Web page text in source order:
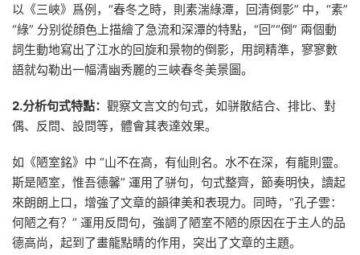
以《三峽》爲例，“春冬之時，則素湍綠潭，回清倒影” 中，“素”
“綠” 分别從顔色上描繪了急流和深潭的特點，“回”“倒” 兩個動
詞生動地寫出了江水的回旋和景物的倒影，用詞精準，寥寥數
語就勾勒出一幅清幽秀麗的三峽春冬美景圖。
2.分析句式特點： 觀察文言文的句式，如骈散結合、排比、對
偶、反問、設問等，體會其表達效果。
如《陋室銘》中 “山不在高，有仙則名。水不在深，有龍則靈。
斯是陋室，惟吾德馨” 運用了骈句，句式整齊，節奏明快，讀起
來朗朗上口，增強了文章的韻律美和表現力。同時，“孔子雲：
何陋之有？” 運用反問句，強調了陋室不陋的原因在于主人的品
德高尚，起到了畫龍點睛的作用，突出了文章的主題。